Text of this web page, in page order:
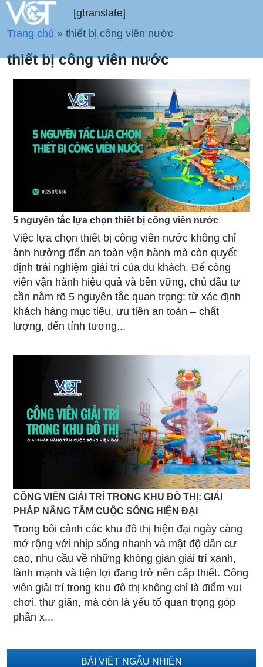
[gtranslate]
Trang chủ » thiết bị công viên nước
thiết bị công viên nước
5 nguyên tắc lựa chọn thiết bị công viên nước
Việc lựa chọn thiết bị công viên nước không chỉ
ảnh hưởng đến an toàn vận hành mà còn quyết
định trải nghiệm giải trí của du khách. Để công
viên vận hành hiệu quả và bền vững, chủ đầu tư
cần nắm rõ 5 nguyên tắc quan trọng: từ xác định
khách hàng mục tiêu, ưu tiên an toàn – chất
lượng, đến tính tương...
CÔNG VIÊN GIẢI TRÍ TRONG KHU ĐÔ THỊ: GIẢI
PHÁP NÂNG TẦM CUỘC SỐNG HIỆN ĐẠI
Trong bối cảnh các khu đô thị hiện đại ngày càng
mở rộng với nhịp sống nhanh và mật độ dân cư
cao, nhu cầu về những không gian giải trí xanh,
lành mạnh và tiện lợi đang trở nên cấp thiết. Công
viên giải trí trong khu đô thị không chỉ là điểm vui
chơi, thư giãn, mà còn là yếu tố quan trọng góp
phần x...
BÀI VIẾT NGẪU NHIÊN